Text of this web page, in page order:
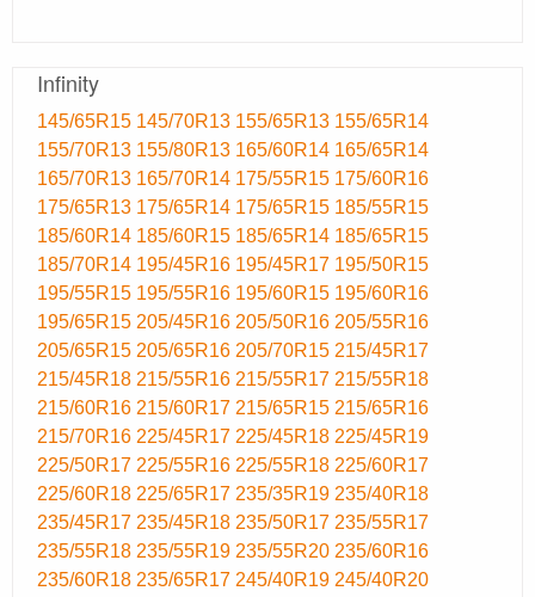
Infinity
145/65R15 145/70R13 155/65R13 155/65R14
155/70R13 155/80R13 165/60R14 165/65R14
165/70R13 165/70R14 175/55R15 175/60R16
175/65R13 175/65R14 175/65R15 185/55R15
185/60R14 185/60R15 185/65R14 185/65R15
185/70R14 195/45R16 195/45R17 195/50R15
195/55R15 195/55R16 195/60R15 195/60R16
195/65R15 205/45R16 205/50R16 205/55R16
205/65R15 205/65R16 205/70R15 215/45R17
215/45R18 215/55R16 215/55R17 215/55R18
215/60R16 215/60R17 215/65R15 215/65R16
215/70R16 225/45R17 225/45R18 225/45R19
225/50R17 225/55R16 225/55R18 225/60R17
225/60R18 225/65R17 235/35R19 235/40R18
235/45R17 235/45R18 235/50R17 235/55R17
235/55R18 235/55R19 235/55R20 235/60R16
235/60R18 235/65R17 245/40R19 245/40R20